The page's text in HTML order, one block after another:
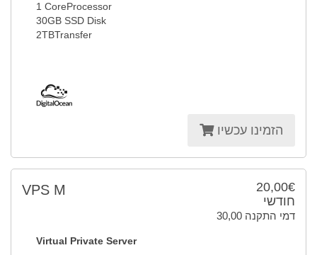
1 CoreProcessor
30GB SSD Disk
2TBTransfer
הזמינו עכשיו
20,00€
חודשי
30,00 דמי התקנה
VPS M
Virtual Private Server